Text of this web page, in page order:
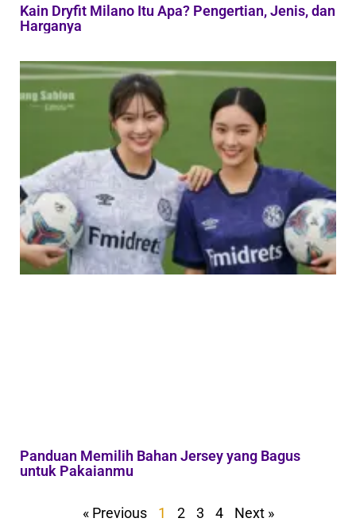
Kain Dryfit Milano Itu Apa? Pengertian, Jenis, dan
Harganya
Panduan Memilih Bahan Jersey yang Bagus
untuk Pakaianmu
« Previous 1 2 3 4 Next »